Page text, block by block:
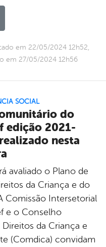
em 22/05/2024 12h52,
em 27/05/2024 12h56
SOCIAL
do
edição 2021-
nesta
avaliado o Plano de
da Criança e do
Comissão Intersetorial
e o Conselho
da Criança e
(Comdica) convidam